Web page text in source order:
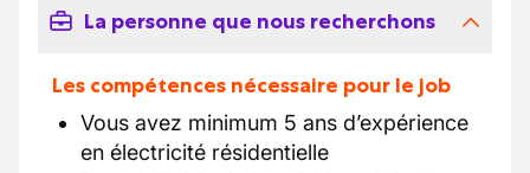
La personne que nous recherchons
Les compétences nécessaire pour le job
Vous avez minimum 5 ans d’expérience
en électricité résidentielle